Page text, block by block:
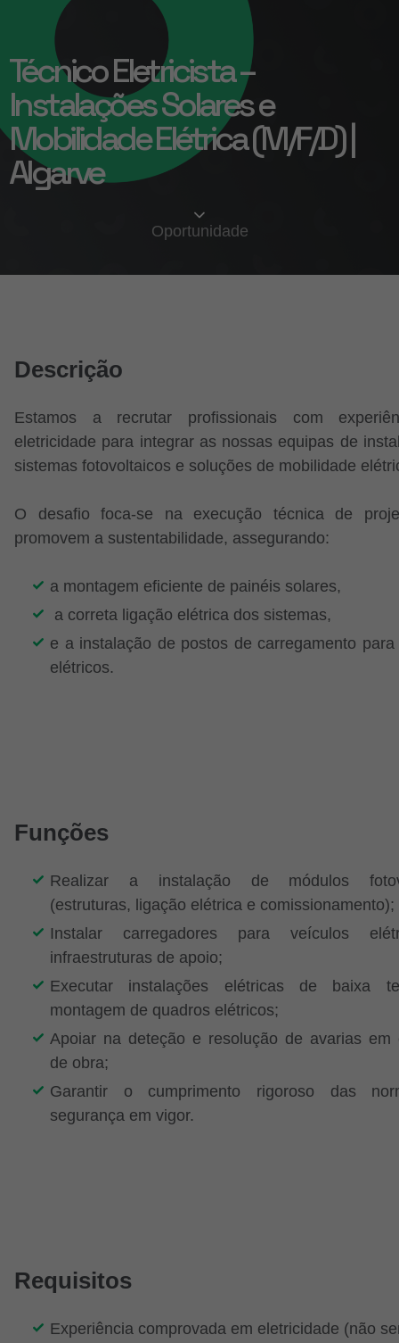
Técnico Eletricista –
Instalações Solares e
Mobilidade Elétrica (M/F/D) |
Algarve
Oportunidade
Descrição
Estamos a recrutar profissionais com
eletricidade para integrar as nossas equipas de
sistemas fotovoltaicos e soluções de mobilidade
O desafio foca-se na execução técnica de
promovem a sustentabilidade, assegurando:
a montagem eficiente de painéis solares,
a correta ligação elétrica dos sistemas,
e a instalação de postos de carregamento
elétricos.
Funções
Realizar a instalação de módulos
(estruturas, ligação elétrica e comissionamento);
Instalar carregadores para veículos
infraestruturas de apoio;
Executar instalações elétricas de baixa
montagem de quadros elétricos;
Apoiar na deteção e resolução de avarias em
de obra;
Garantir o cumprimento rigoroso das
segurança em vigor.
Requisitos
Experiência comprovada em eletricidade (não